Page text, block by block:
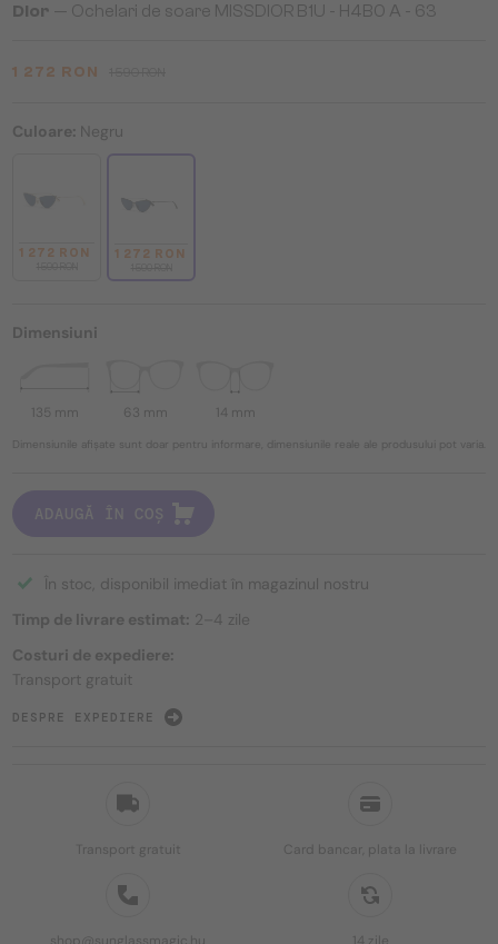
Transport gratuit Card bancar, plata la livrare
Dior — Ochelari de soare MISSDIOR B1U - H4B0 A - 63
1 272 RON
Culoare: Negru
1 272 RON 1 272 RON
Dimensiuni
135 mm 63 mm 14 mm
Dimensiunile afișate sunt doar pentru informare, dimensiunile reale ale produsului pot varia.
ADAUGĂ ÎN COȘ
În stoc, disponibil imediat în magazinul nostru
Timp de livrare estimat: 2–4 zile
Costuri de expediere:
Transport gratuit
DESPRE EXPEDIERE